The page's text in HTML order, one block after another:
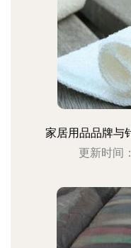
家居用品品牌与
更新时间